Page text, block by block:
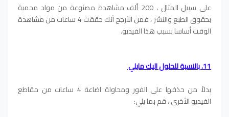
على سبيل المثال ، 200 ألف مشاهدة مصنوعة من مواد محمية
بحقوق الطبع والنشر ، فمن الأرجح أنك حققت 4 ساعات من مشاهدة
الوقت أساسا بسبب هذا الفيديو.
11. بالنسبة للحلول اليك مايلي
بدلاً من حذفها على الفور ومحاولة اضاعة 4 ساعات من مقاطع
الفيديو الأخرى ، قم بما يلي: